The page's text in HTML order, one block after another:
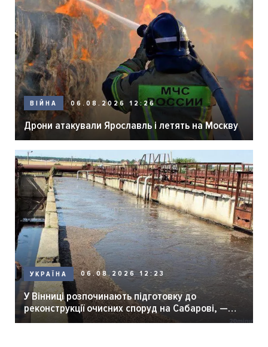
ВІЙНА 06.08.2026 12:26
Дрони атакували Ярославль і летять на Москву
УКРАЇНА 06.08.2026 12:23
У Вінниці розпочинають підготовку до
реконструкції очисних споруд на Сабарові, —
мер Вінниці.